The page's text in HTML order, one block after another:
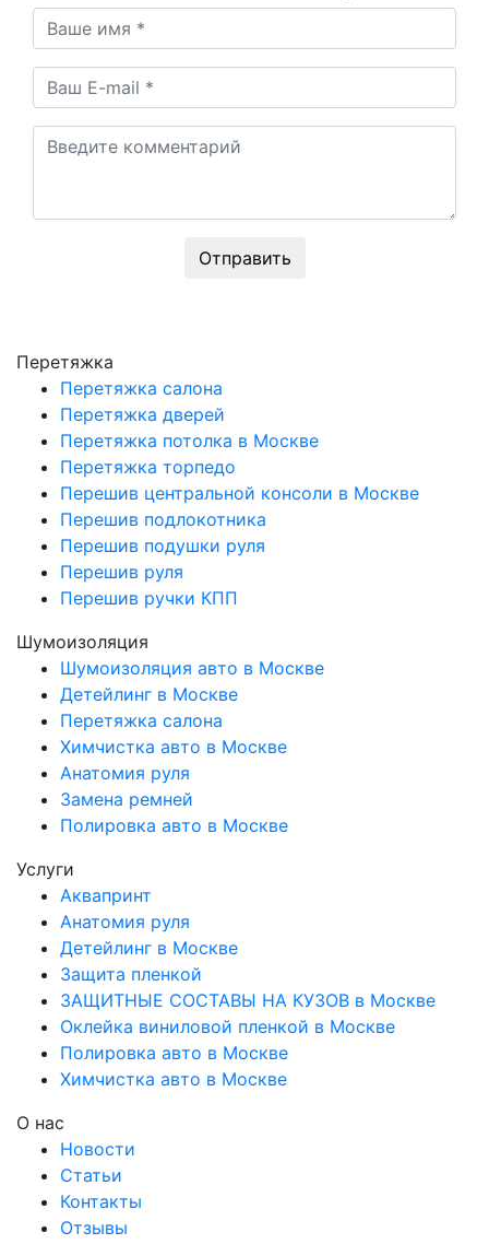
Отправить
Перетяжка
Перетяжка салона
Перетяжка дверей
Перетяжка потолка в Москве
Перетяжка торпедо
Перешив центральной консоли в Москве
Перешив подлокотника
Перешив подушки руля
Перешив руля
Перешив ручки КПП
Шумоизоляция
Шумоизоляция авто в Москве
Детейлинг в Москве
Перетяжка салона
Химчистка авто в Москве
Анатомия руля
Замена ремней
Полировка авто в Москве
Услуги
Аквапринт
Анатомия руля
Детейлинг в Москве
Защита пленкой
ЗАЩИТНЫЕ СОСТАВЫ НА КУЗОВ в Москве
Оклейка виниловой пленкой в Москве
Полировка авто в Москве
Химчистка авто в Москве
О нас
Новости
Статьи
Контакты
Отзывы